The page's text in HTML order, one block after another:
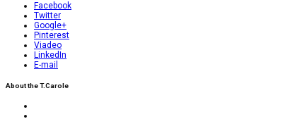
Facebook
Twitter
Google+
Pinterest
Viadeo
LinkedIn
E-mail
About the T.Carole